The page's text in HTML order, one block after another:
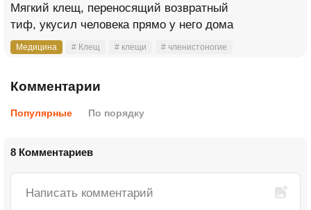
Мягкий клещ, переносящий возвратный
тиф, укусил человека прямо у него дома
Медицина # Клещ # клещи # членистоногие
Комментарии
Популярные По порядку
8 Комментариев